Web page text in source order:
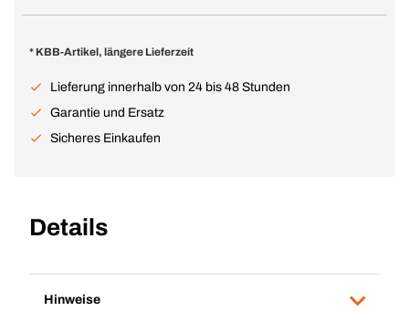
* KBB-Artikel, längere Lieferzeit
Lieferung innerhalb von 24 bis 48 Stunden
Garantie und Ersatz
Sicheres Einkaufen
Details
Hinweise